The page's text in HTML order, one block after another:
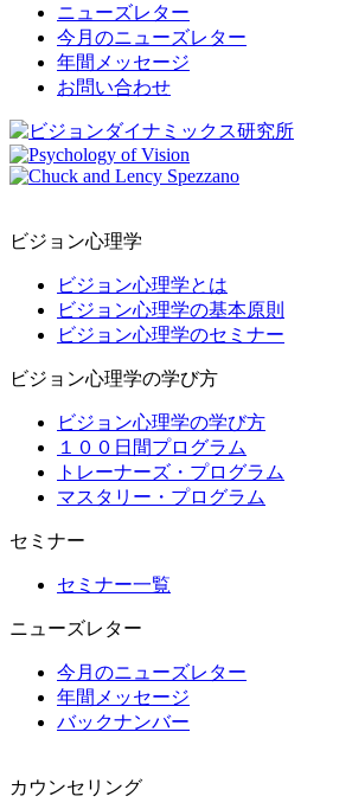
ニューズレター
今月のニューズレター
年間メッセージ
お問い合わせ
ビジョン心理学
ビジョン心理学とは
ビジョン心理学の基本原則
ビジョン心理学のセミナー
ビジョン心理学の学び方
ビジョン心理学の学び方
１００日間プログラム
トレーナーズ・プログラム
マスタリー・プログラム
セミナー
セミナー一覧
ニューズレター
今月のニューズレター
年間メッセージ
バックナンバー
カウンセリング